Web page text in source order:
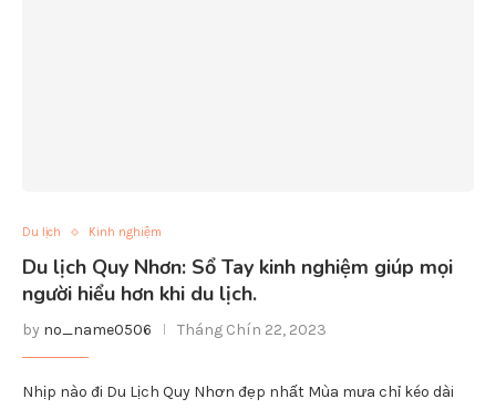
Du lịch Kinh nghiệm
Du lịch Quy Nhơn: Sổ Tay kinh nghiệm giúp mọi
người hiểu hơn khi du lịch.
by no_name0506 Tháng Chín 22, 2023
Nhịp nào đi Du Lịch Quy Nhơn đẹp nhất Mùa mưa chỉ kéo dài